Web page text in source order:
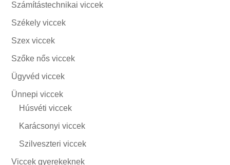
Számítástechnikai viccek
Székely viccek
Szex viccek
Szőke nős viccek
Ügyvéd viccek
Ünnepi viccek
Húsvéti viccek
Karácsonyi viccek
Szilveszteri viccek
Viccek gyerekeknek